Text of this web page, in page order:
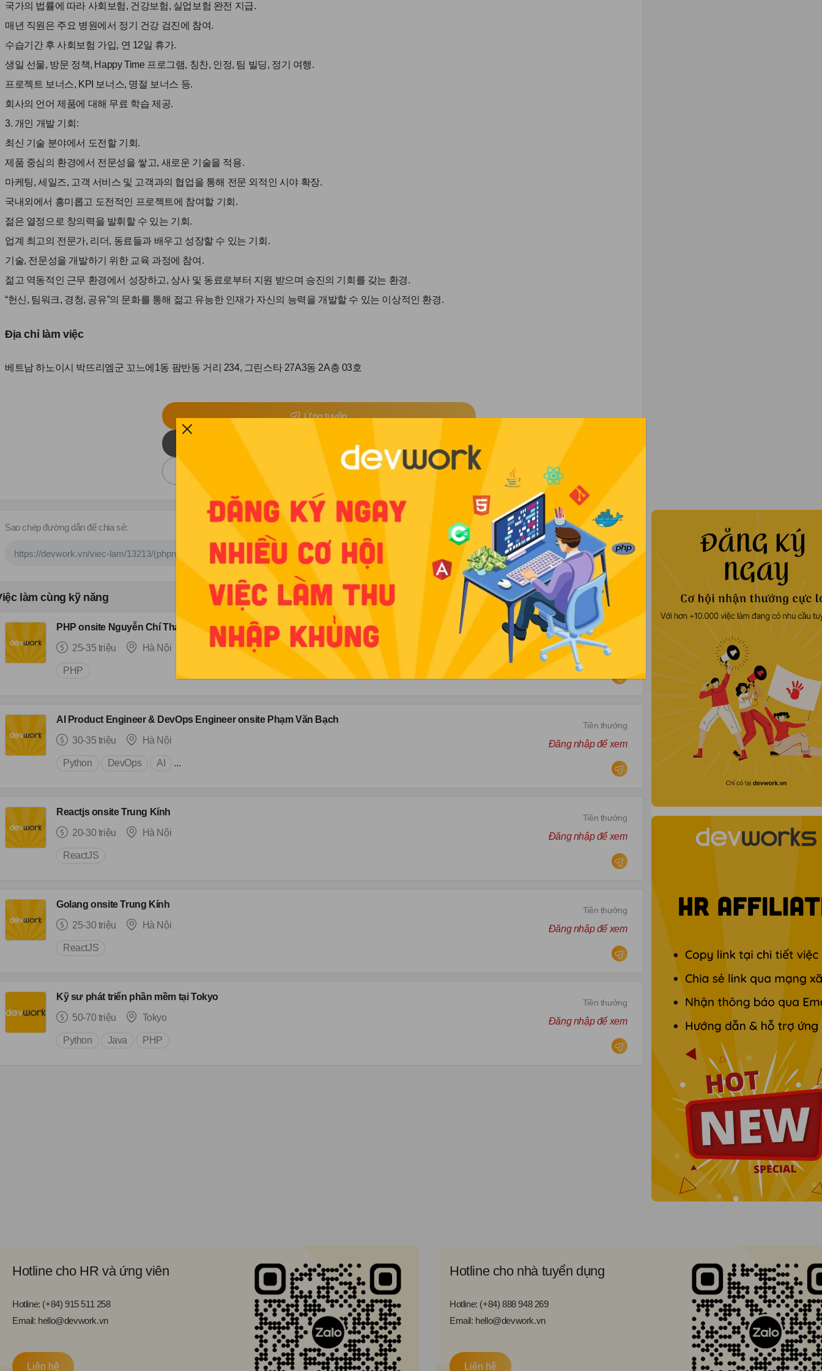
국가의 법률에 따라 사회보험, 건강보험, 실업보험 완전 지급.
매년 직원은 주요 병원에서 정기 건강 검진에 참여.
수습기간 후 사회보험 가입, 연 12일 휴가.
생일 선물, 방문 정책, Happy Time 프로그램, 칭찬, 인정, 팀 빌딩, 정기 여행.
프로젝트 보너스, KPI 보너스, 명절 보너스 등.
회사의 언어 제품에 대해 무료 학습 제공.
3. 개인 개발 기회:
최신 기술 분야에서 도전할 기회.
제품 중심의 환경에서 전문성을 쌓고, 새로운 기술을 적용.
마케팅, 세일즈, 고객 서비스 및 고객과의 협업을 통해 전문 외적인 시야 확장.
국내외에서 흥미롭고 도전적인 프로젝트에 참여할 기회.
젊은 열정으로 창의력을 발휘할 수 있는 기회.
업계 최고의 전문가, 리더, 동료들과 배우고 성장할 수 있는 기회.
기술, 전문성을 개발하기 위한 교육 과정에 참여.
젊고 역동적인 근무 환경에서 성장하고, 상사 및 동료로부터 지원 받으며 승진의 기회를 갖는 환경.
“헌신, 팀워크, 경청, 공유”의 문화를 통해 젊고 유능한 인재가 자신의 능력을 개발할 수 있는 이상적인 환경.
Địa chỉ làm việc
베트남 하노이시 박뜨리엠군 꼬느에1동 팜반동 거리 234, 그린스타 27A3동 2A층 03호
Ứng tuyển
Yêu thích
Tải file PDF
Sao chép đường dẫn để chia sẻ:
làm cùng kỹ năng
PHP onsite Nguyễn Chí Thanh
25-35 triệu
Hà Nội
PHP
Tiền thưởng
Đăng nhập để xem
AI Product Engineer & DevOps Engineer onsite Phạm Văn Bạch
30-35 triệu
Hà Nội
Python DevOps AI ...
Tiền thưởng
Đăng nhập để xem
Reactjs onsite Trung Kính
20-30 triệu
Hà Nội
ReactJS
Tiền thưởng
Đăng nhập để xem
Golang onsite Trung Kính
25-30 triệu
Hà Nội
ReactJS
Tiền thưởng
Đăng nhập để xem
Kỹ sư phát triển phần mềm tại Tokyo
50-70 triệu
Tokyo
Python Java PHP
Tiền thưởng
Đăng nhập để xem
Hotline cho HR và ứng viên
Hotline: (+84) 915 511 258
Email: hello@devwork.vn
Liên hệ
Hotline cho nhà tuyển dụng
Hotline: (+84) 888 948 269
Email: hello@devwork.vn
Liên hệ